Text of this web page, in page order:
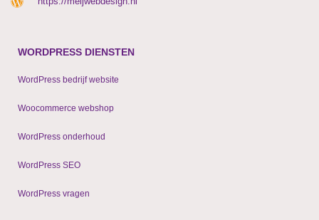
WORDPRESS DIENSTEN
WordPress bedrijf website
Woocommerce webshop
WordPress onderhoud
WordPress SEO
WordPress vragen